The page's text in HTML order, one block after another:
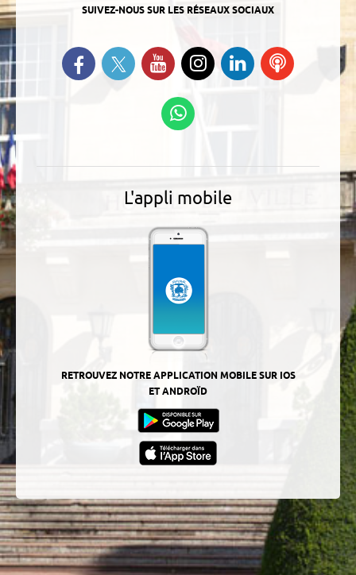
SUIVEZ-NOUS SUR LES RÉSEAUX SOCIAUX
Retrouvez-nous sur Facebook
Suivez-nous sur Twitter
Suivez-nous sur YouTube
Suivez-nous sur
Instagram
Retrouvez-
nous sur
Ecoutez
L'appli mobile
RETROUVEZ NOTRE APPLICATION MOBILE SUR IOS
ET ANDROÏD